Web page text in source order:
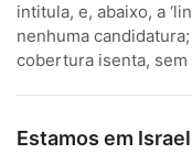
intitula, e, abaixo, a
nenhuma
cobertura isenta,
Estamos em